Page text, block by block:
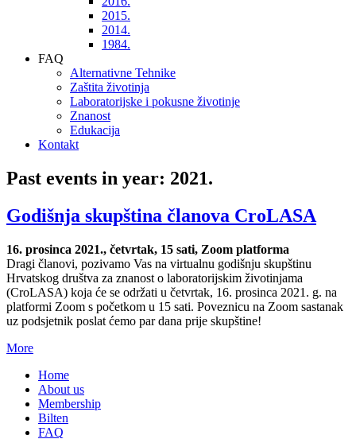
2015.
2014.
1984.
FAQ
Alternativne Tehnike
Zaštita životinja
Laboratorijske i pokusne životinje
Znanost
Edukacija
Kontakt
Past events in year: 2021.
Godišnja skupština članova CroLASA
16. prosinca 2021., četvrtak, 15 sati, Zoom platforma
Dragi članovi, pozivamo Vas na virtualnu godišnju skupštinu
Hrvatskog društva za znanost o laboratorijskim životinjama
(CroLASA) koja će se održati u četvrtak, 16. prosinca 2021. g. na
platformi Zoom s početkom u 15 sati. Poveznicu na Zoom sastanak
uz podsjetnik poslat ćemo par dana prije skupštine!
More
Home
About us
Membership
Bilten
FAQ